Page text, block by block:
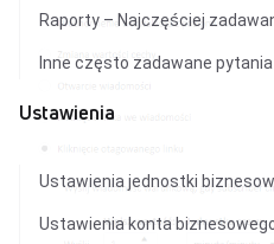
Raporty – Najczęściej
Inne często zadawane pytania
Ustawienia
Ustawienia jednostki
Ustawienia konta